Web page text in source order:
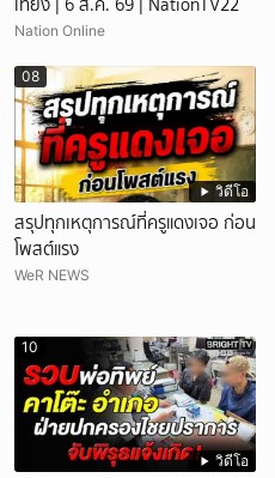
Nation Online
วิดีโอ
08
สรุปทุกเหตุการณ์ที่ครูแดงเจอ ก่อน
โพสต์แรง
WeR NEWS
วิดีโอ
10